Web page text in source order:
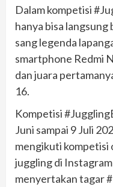
Dalam kompetisi
hanya bisa
sang legenda
smartphone Redmi
dan juara
16.
Kompetisi
Juni sampai 9 Juli
mengikuti kompetisi
juggling di
menyertakan tagar